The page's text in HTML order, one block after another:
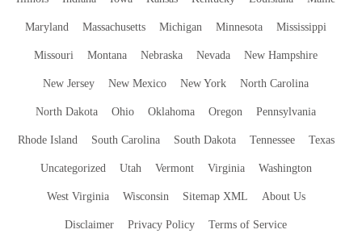
Maryland Massachusetts Michigan Minnesota Mississippi
Missouri Montana Nebraska Nevada New Hampshire
New Jersey New Mexico New York North Carolina
North Dakota Ohio Oklahoma Oregon Pennsylvania
Rhode Island South Carolina South Dakota Tennessee Texas
Uncategorized Utah Vermont Virginia Washington
West Virginia Wisconsin Sitemap XML About Us
Disclaimer Privacy Policy Terms of Service